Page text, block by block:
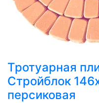
Тротуарная
Стройблок
персиковая